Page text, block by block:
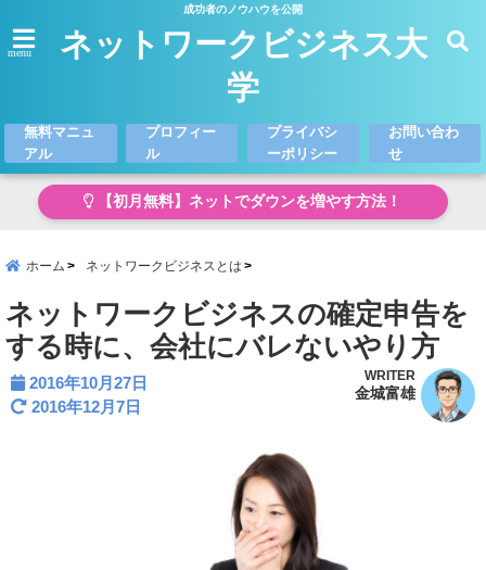
成功者のノウハウを公開
menu
ネットワークビジネス大
学
無料マニュ
アル
プロフィー
ル
プライバシ
ーポリシー
お問い合わ
せ
【初月無料】ネットでダウンを増やす方法！
ホーム ネットワークビジネスとは
ネットワークビジネスの確定申告を
する時に、会社にバレないやり方
2016年10月27日
2016年12月7日
WRITER
金城富雄